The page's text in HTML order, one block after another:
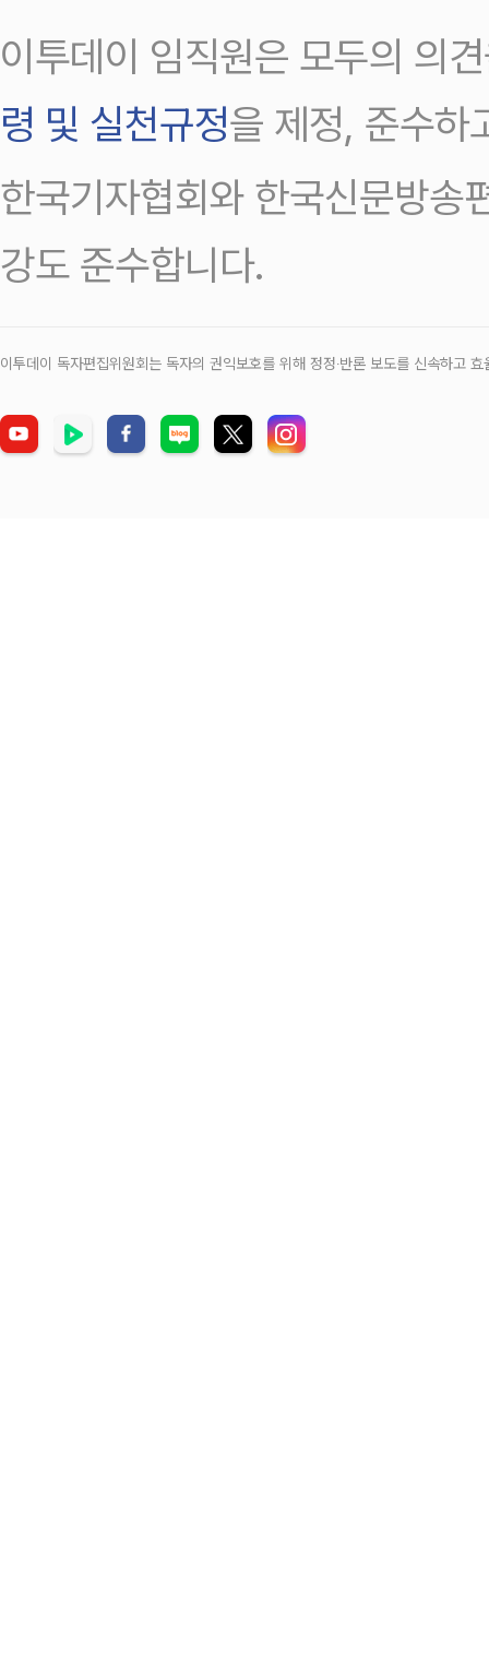
이투데이 임직원은 모두의 의
령 및 실천규정을 제정, 준수하
한국기자협회와 한국신문방송
강도 준수합니다.
이투데이 독자편집위원회는 독자의 권익보호를 위해 정정‧반론 보도를 신속하고